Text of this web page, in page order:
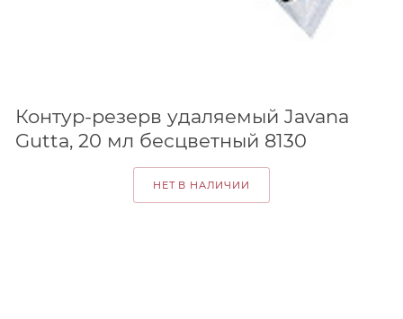
Контур-резерв удаляемый Javana
Gutta, 20 мл бесцветный 8130
НЕТ В НАЛИЧИИ